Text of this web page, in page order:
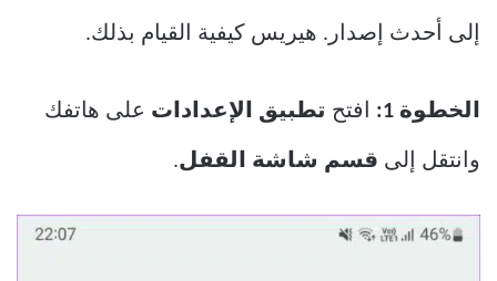
إلى أحدث إصدار. هيريس كيفية القيام بذلك.
الخطوة 1: افتح تطبيق الإعدادات على هاتفك
وانتقل إلى قسم شاشة القفل.